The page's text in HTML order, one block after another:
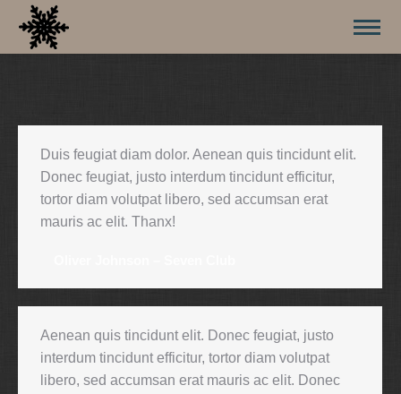
Duis feugiat diam dolor. Aenean quis tincidunt elit.
Donec feugiat, justo interdum tincidunt efficitur,
tortor diam volutpat libero, sed accumsan erat
mauris ac elit. Thanx!
Aenean quis tincidunt elit. Donec feugiat, justo
interdum tincidunt efficitur, tortor diam volutpat
libero, sed accumsan erat mauris ac elit. Donec